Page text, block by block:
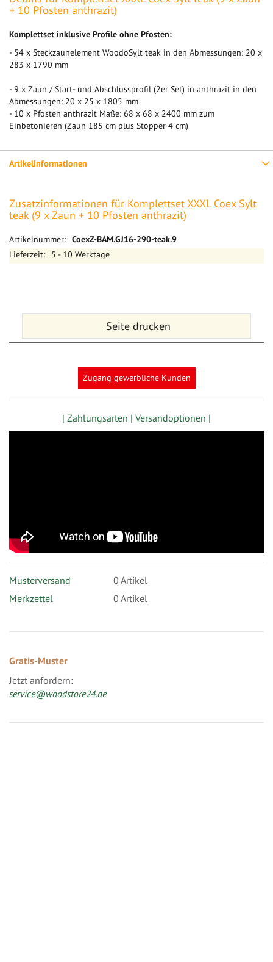
+ 10 Pfosten anthrazit)
Komplettset inklusive Profile ohne Pfosten:
- 54 x Steckzaunelement WoodoSylt teak in den Abmessungen: 20 x
283 x 1790 mm
- 9 x Zaun / Start- und Abschlussprofil (2er Set) in anthrazit in den
Abmessungen: 20 x 25 x 1805 mm
- 10 x Pfosten anthrazit Maße: 68 x 68 x 2400 mm zum
Einbetonieren (Zaun 185 cm plus Stopper 4 cm)
Artikelinformationen
Zusatzinformationen für Komplettset XXXL Coex Sylt
teak (9 x Zaun + 10 Pfosten anthrazit)
Mehr
Informationen
CoexZ-BAM.GJ16-290-teak.9
5 - 10 Werktage
Seite drucken
Zugang gewerbliche Kunden
| Zahlungsarten | Versandoptionen |
Musterversand 0 Artikel
Merkzettel
0 Artikel
Gratis-Muster
Jetzt anfordern:
service@woodstore24.de